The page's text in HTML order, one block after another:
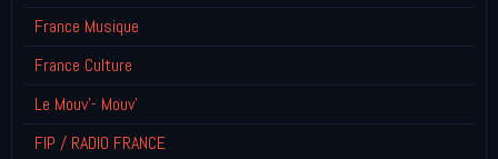
France Musique
France Culture
Le Mouv'- Mouv'
FIP / RADIO FRANCE